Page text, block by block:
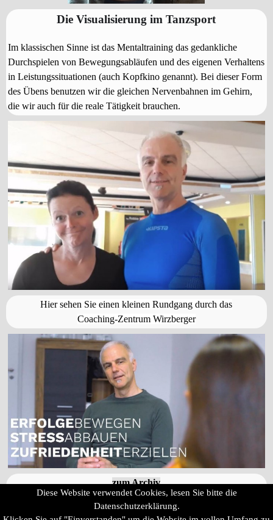
Die Visualisierung im Tanzsport
Im klassischen Sinne ist das Mentaltraining das gedankliche
Durchspielen von Bewegungsabläufen und des eigenen Verhaltens
in Leistungssituationen (auch Kopfkino genannt). Bei dieser Form
des Übens benutzen wir die gleichen Nervenbahnen im Gehirn,
die wir auch für die reale Tätigkeit brauchen.
Hier sehen Sie einen kleinen Rundgang durch das
Coaching-Zentrum Wirzberger
zum Archiv
Aktuelles 2019
Impressum
Diese Website verwendet Cookies, lesen Sie bitte die
Datenschutzerklärung.